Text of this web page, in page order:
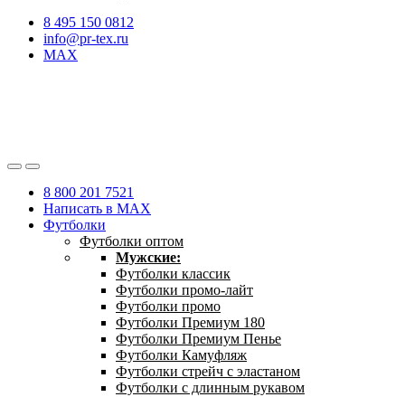
8 495 150 0812
info@pr-tex.ru
MAX
8 800 201 7521
Написать в MAX
Футболки
Футболки оптом
Мужские:
Футболки классик
Футболки промо-лайт
Футболки промо
Футболки Премиум 180
Футболки Премиум Пенье
Футболки Камуфляж
Футболки стрейч с эластаном
Футболки с длинным рукавом